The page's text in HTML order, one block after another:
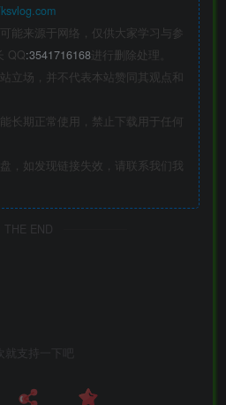
能来源于网络，仅供大家学习与参
QQ:3541716168进行删除处理。
立场，并不代表本站赞同其观点和
长期正常使用，禁止下载用于任何
，如发现链接失效，请联系我们我
THE END
就支持一下吧